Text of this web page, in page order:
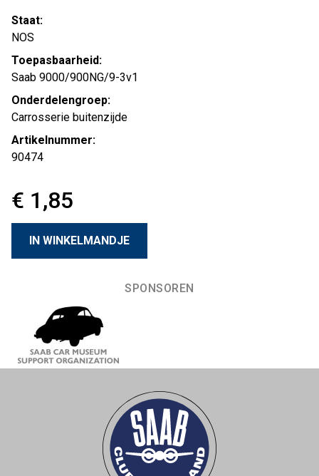
Staat:
NOS
Toepasbaarheid:
Saab 9000/900NG/9-3v1
Onderdelengroep:
Carrosserie buitenzijde
Artikelnummer:
90474
€ 1,85
SPONSOREN